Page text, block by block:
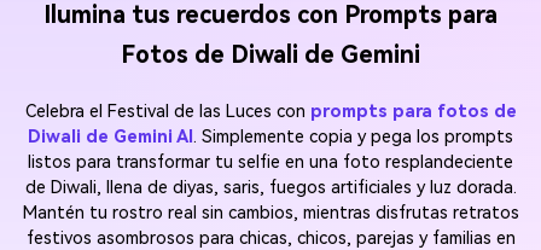
Ilumina tus recuerdos con Prompts para
Fotos de Diwali de Gemini
Celebra el Festival de las Luces con prompts para fotos de
Diwali de Gemini AI . Simplemente copia y pega los prompts
listos para transformar tu selfie en una foto resplandeciente
de Diwali, llena de diyas, saris, fuegos artificiales y luz dorada.
Mantén tu rostro real sin cambios, mientras disfrutas retratos
festivos asombrosos para chicas, chicos, parejas y familias en